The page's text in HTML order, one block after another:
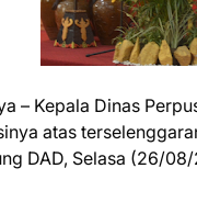
– Kepala Dinas
atas
DAD, Selasa (26/